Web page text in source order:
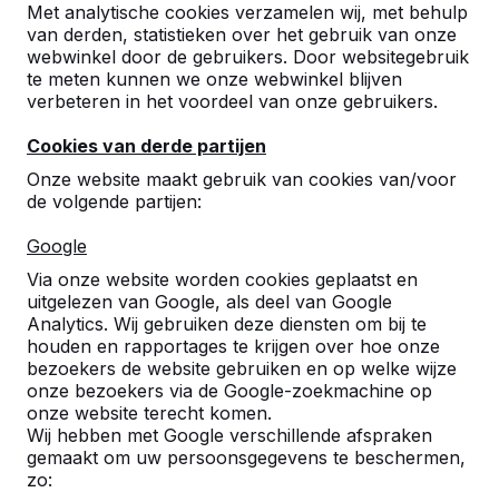
Met analytische cookies verzamelen wij, met behulp
van derden, statistieken over het gebruik van onze
webwinkel door de gebruikers. Door websitegebruik
te meten kunnen we onze webwinkel blijven
verbeteren in het voordeel van onze gebruikers.
Cookies van derde partijen
Onze website maakt gebruik van cookies van/voor
de volgende partijen:
Google
Via onze website worden cookies geplaatst en
uitgelezen van Google, als deel van Google
Analytics. Wij gebruiken deze diensten om bij te
houden en rapportages te krijgen over hoe onze
bezoekers de website gebruiken en op welke wijze
onze bezoekers via de Google-zoekmachine op
onze website terecht komen.
Wij hebben met Google verschillende afspraken
gemaakt om uw persoonsgegevens te beschermen,
zo:
Betonnen tafeltennistafels,
bankjes en speltafels.
robuuste spel- en speeltafels.
Bekijk onze tafels -->
Ontdek ons complete
assortiment